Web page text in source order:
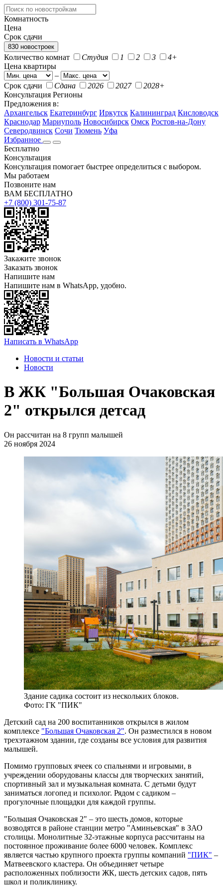
Комнатность
Цена
Срок сдачи
830 новостроек
Количество комнат Студия 1 2 3
4+
Цена квартиры
–
Срок сдачи
Сдана 2026 2027
2028+
Консультация Регионы
Предложения в:
Архангельск Екатеринбург Иркутск Калининград Кисловодск
Краснодар Мариуполь Новосибирск Омск Ростов-на-Дону
Северодвинск Сочи Тюмень Уфа
Избранное
Бесплатно
Консультация
Консультация помогает быстрее определиться с выбором.
Мы работаем
Позвоните нам
ВАМ БЕСПЛАТНО
+7 (800) 301-75-87
Закажите звонок
Заказать звонок
Напишите нам
Напишите нам в WhatsApp, удобно.
Написать в WhatsApp
Новости и статьи
Новости
В ЖК "Большая Очаковская
2" открылся детсад
Он рассчитан на 8 групп малышей
26 ноября 2024
Здание садика состоит из нескольких блоков.
Фото: ГК "ПИК"
Детский сад на 200 воспитанников открылся в жилом
комплексе "Большая Очаковская 2". Он разместился в новом
трехэтажном здании, где созданы все условия для развития
малышей.
Помимо групповых ячеек со спальнями и игровыми, в
учреждении оборудованы классы для творческих занятий,
спортивный зал и музыкальная комната. С детьми будут
заниматься логопед и психолог. Рядом с садиком –
прогулочные площадки для каждой группы.
"Большая Очаковская 2" – это шесть домов, которые
возводятся в районе станции метро "Аминьевская" в ЗАО
столицы. Монолитные 32-этажные корпуса рассчитаны на
постоянное проживание более 6000 человек. Комплекс
является частью крупного проекта группы компаний "ПИК" –
Матвеевского кластера. Он объединяет четыре
расположенных поблизости ЖК, шесть детских садов, пять
школ и поликлинику.